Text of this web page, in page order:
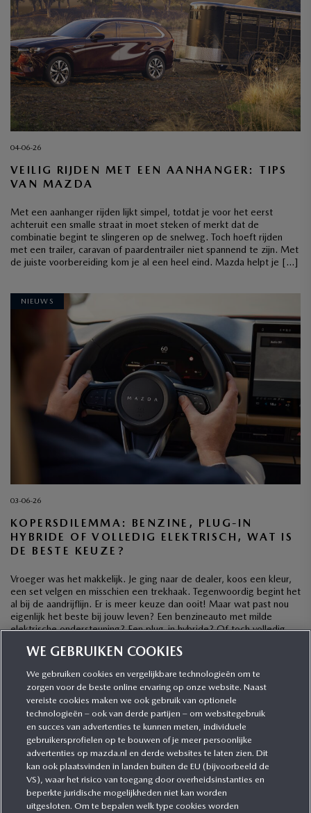
04-06-26
VEILIG RIJDEN MET EEN AANHANGER: TIPS
VAN MAZDA
Met een aanhanger rijden lijkt simpel, totdat je voor het eerst
achteruit een smalle straat in moet steken of merkt dat de
combinatie begint te slingeren op de snelweg. Toch hoeft rijden
met een trailer, caravan of paardentrailer niet spannend te zijn. Met
de juiste voorbereiding kom je al een heel eind. Mazda helpt je […]
NIEUWS
03-06-26
KOPERSDILEMMA: BENZINE, PLUG-IN
HYBRIDE OF VOLLEDIG ELEKTRISCH, WAT IS
DE BESTE KEUZE?
Vroeger was het makkelijk. Je ging naar de dealer, koos een kleur,
een set velgen en misschien een trekhaak. Tegenwoordig begint het
al bij de aandrijflijn. Er is meer keuze dan ooit! Maar wat past nou
eigenlijk het beste bij jouw leven? Een benzineauto met milde
elektrische ondersteuning? Een plug-in hybride? Of toch volledig
CATEGORIEËN
MEER INFORMATIE
MEER ERVAREN
WE GEBRUIKEN COOKIES
We gebruiken cookies en vergelijkbare technologieën om te
zorgen voor de beste online ervaring op onze website. Naast
vereiste cookies maken we ook gebruik van optionele
technologieën – ook van derde partijen – om websitegebruik
en succes van advertenties te kunnen meten, individuele
gebruikersprofielen op te bouwen of je meer persoonlijke
advertenties op mazda.nl en derde websites te laten zien. Dit
kan ook plaatsvinden in landen buiten de EU (bijvoorbeeld de
VS), waar het risico van toegang door overheidsinstanties en
beperkte juridische mogelijkheden niet kan worden
uitgesloten. Om te bepalen welk type cookies worden